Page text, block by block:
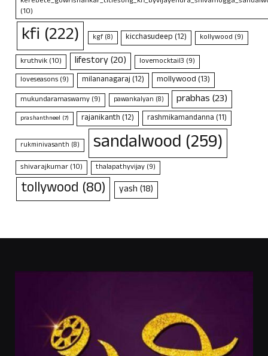
(10)
kfi (222) kgf(8) kicchasudeep(12) kollywood (9)
kruthvik(10) lifestory(20) lovemocktail3 (9)
loveseasons (9) milananagaraj(12) mollywood(13)
mukundaramaswamy (9) pawankalyan (8) prabhas(23)
prashanthneel (7) rajanikanth(12) rashmikamandanna(11)
rukminivasanth (8) sandalwood (259)
shivarajkumar(10) thalapathyvijay(9)
tollywood (80) yash(18)